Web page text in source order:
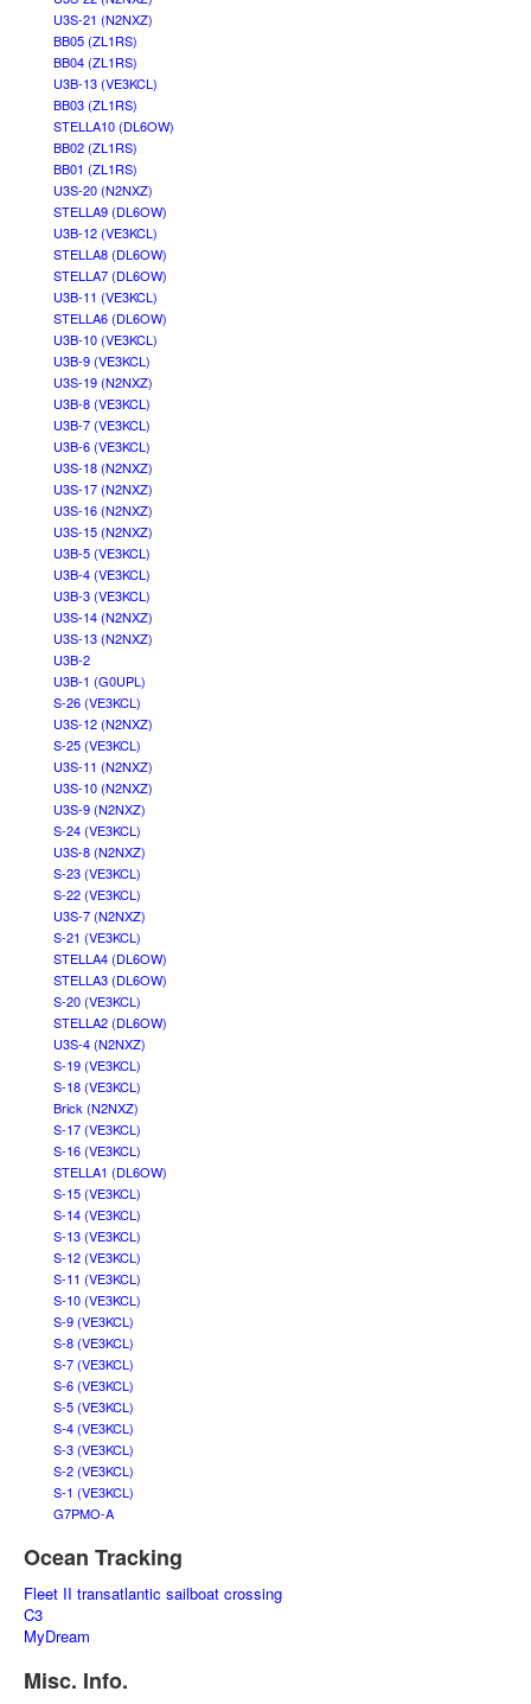
U3S-21 (N2NXZ)
BB05 (ZL1RS)
BB04 (ZL1RS)
U3B-13 (VE3KCL)
BB03 (ZL1RS)
STELLA10 (DL6OW)
BB02 (ZL1RS)
BB01 (ZL1RS)
U3S-20 (N2NXZ)
STELLA9 (DL6OW)
U3B-12 (VE3KCL)
STELLA8 (DL6OW)
STELLA7 (DL6OW)
U3B-11 (VE3KCL)
STELLA6 (DL6OW)
U3B-10 (VE3KCL)
U3B-9 (VE3KCL)
U3S-19 (N2NXZ)
U3B-8 (VE3KCL)
U3B-7 (VE3KCL)
U3B-6 (VE3KCL)
U3S-18 (N2NXZ)
U3S-17 (N2NXZ)
U3S-16 (N2NXZ)
U3S-15 (N2NXZ)
U3B-5 (VE3KCL)
U3B-4 (VE3KCL)
U3B-3 (VE3KCL)
U3S-14 (N2NXZ)
U3S-13 (N2NXZ)
U3B-2
U3B-1 (G0UPL)
S-26 (VE3KCL)
U3S-12 (N2NXZ)
S-25 (VE3KCL)
U3S-11 (N2NXZ)
U3S-10 (N2NXZ)
U3S-9 (N2NXZ)
S-24 (VE3KCL)
U3S-8 (N2NXZ)
S-23 (VE3KCL)
S-22 (VE3KCL)
U3S-7 (N2NXZ)
S-21 (VE3KCL)
STELLA4 (DL6OW)
STELLA3 (DL6OW)
S-20 (VE3KCL)
STELLA2 (DL6OW)
U3S-4 (N2NXZ)
S-19 (VE3KCL)
S-18 (VE3KCL)
Brick (N2NXZ)
S-17 (VE3KCL)
S-16 (VE3KCL)
STELLA1 (DL6OW)
S-15 (VE3KCL)
S-14 (VE3KCL)
S-13 (VE3KCL)
S-12 (VE3KCL)
S-11 (VE3KCL)
S-10 (VE3KCL)
S-9 (VE3KCL)
S-8 (VE3KCL)
S-7 (VE3KCL)
S-6 (VE3KCL)
S-5 (VE3KCL)
S-4 (VE3KCL)
S-3 (VE3KCL)
S-2 (VE3KCL)
S-1 (VE3KCL)
G7PMO-A
Ocean Tracking
Fleet II transatlantic sailboat crossing
C3
MyDream
Misc. Info.